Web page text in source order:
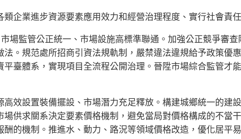
企業進步資源要素應用效力和經營治理程度、實行社會責
場監管公正統一、市場設施高標準聯通。加強公正競爭審
。規范處所招商引資法規軌制，嚴禁違法違規給予政策優
臺體系，實現項目全流程公開治理。晉陞市場綜合監管才
效設置裝備擺設、市場潛力充足釋放。構建城鄉統一的建
供求關系決定要素價格機制，避免當局對價格構成的不當
的機制。推進水、動力、路況等領域價格改造，優化居平